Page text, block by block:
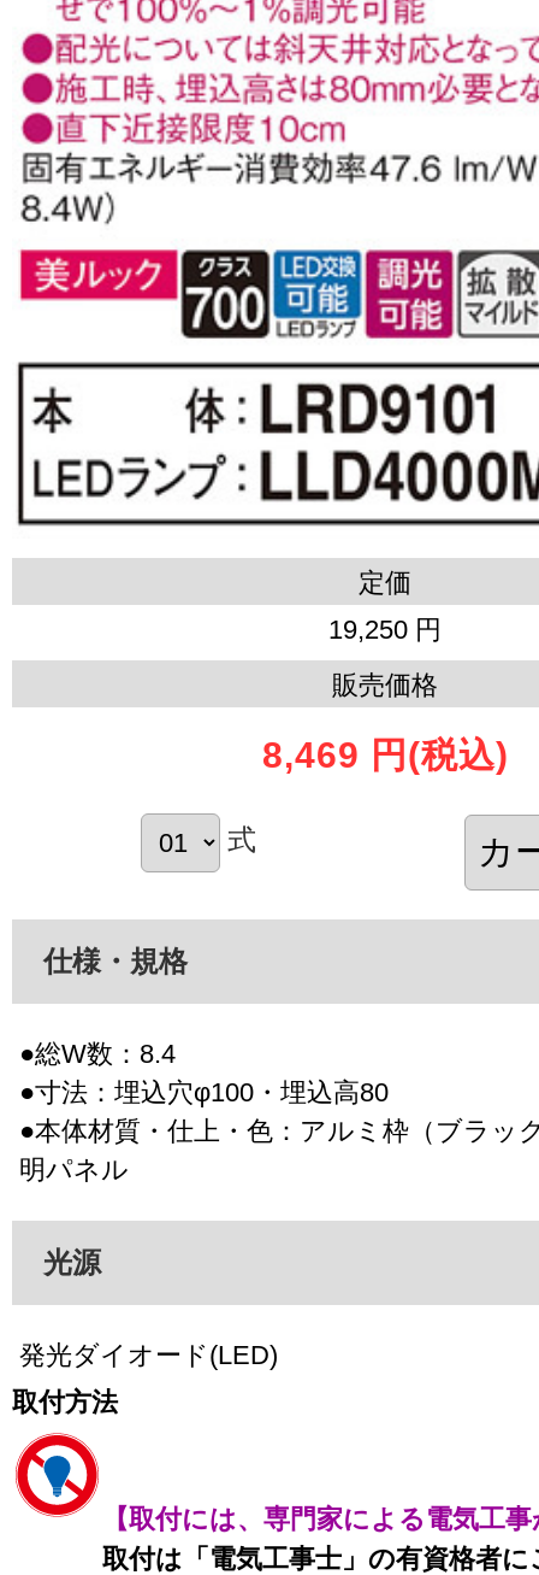
定価
19,250 円
販売価格
8,469 円 (税込)
式
仕様・規格
●総W数：8.4
●寸法：埋込穴φ100・埋込高80
●本体材質・仕上・色：アルミ枠（ブラッ
明パネル
光源
発光ダイオード(LED)
取付方法
【取付には、専門家による電気工
取付は「電気工事士」の有資格者